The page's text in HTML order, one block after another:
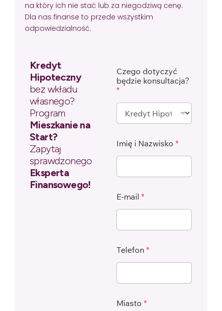
na który ich nie stać lub za niegodziwą cenę.
Dla nas finanse to przede wszystkim
odpowiedzialność.
Kredyt
Hipoteczny
bez wkładu
własnego?
Program
Mieszkanie na
Start?
Zapytaj
sprawdzonego
Eksperta
Finansowego!
Czego dotyczyć
będzie konsultacja?
*
Imię i Nazwisko *
E-mail *
Telefon *
Miasto *